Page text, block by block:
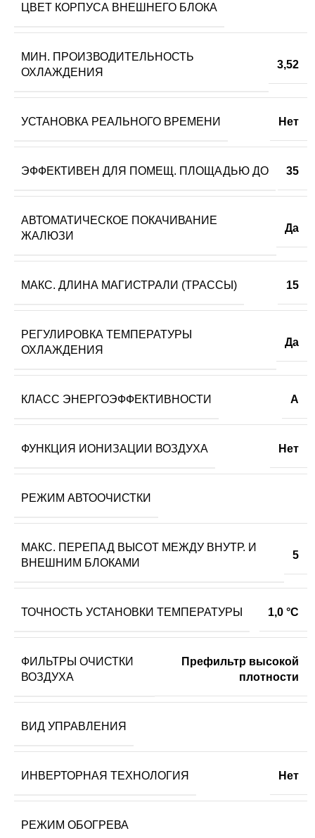
ЦВЕТ КОРПУСА ВНЕШНЕГО БЛОКА
МИН. ПРОИЗВОДИТЕЛЬНОСТЬ
ОХЛАЖДЕНИЯ
3,52
УСТАНОВКА РЕАЛЬНОГО ВРЕМЕНИ Нет
ЭФФЕКТИВЕН ДЛЯ ПОМЕЩ. ПЛОЩАДЬЮ ДО 35
АВТОМАТИЧЕСКОЕ ПОКАЧИВАНИЕ
ЖАЛЮЗИ
Да
МАКС. ДЛИНА МАГИСТРАЛИ (ТРАССЫ) 15
РЕГУЛИРОВКА ТЕМПЕРАТУРЫ
ОХЛАЖДЕНИЯ
Да
КЛАСС ЭНЕРГОЭФФЕКТИВНОСТИ A
ФУНКЦИЯ ИОНИЗАЦИИ ВОЗДУХА Нет
РЕЖИМ АВТООЧИСТКИ
МАКС. ПЕРЕПАД ВЫСОТ МЕЖДУ ВНУТР. И
ВНЕШНИМ БЛОКАМИ
5
ТОЧНОСТЬ УСТАНОВКИ ТЕМПЕРАТУРЫ 1,0 °С
ФИЛЬТРЫ ОЧИСТКИ
ВОЗДУХА
Префильтр высокой
плотности
ВИД УПРАВЛЕНИЯ
ИНВЕРТОРНАЯ ТЕХНОЛОГИЯ Нет
РЕЖИМ ОБОГРЕВА